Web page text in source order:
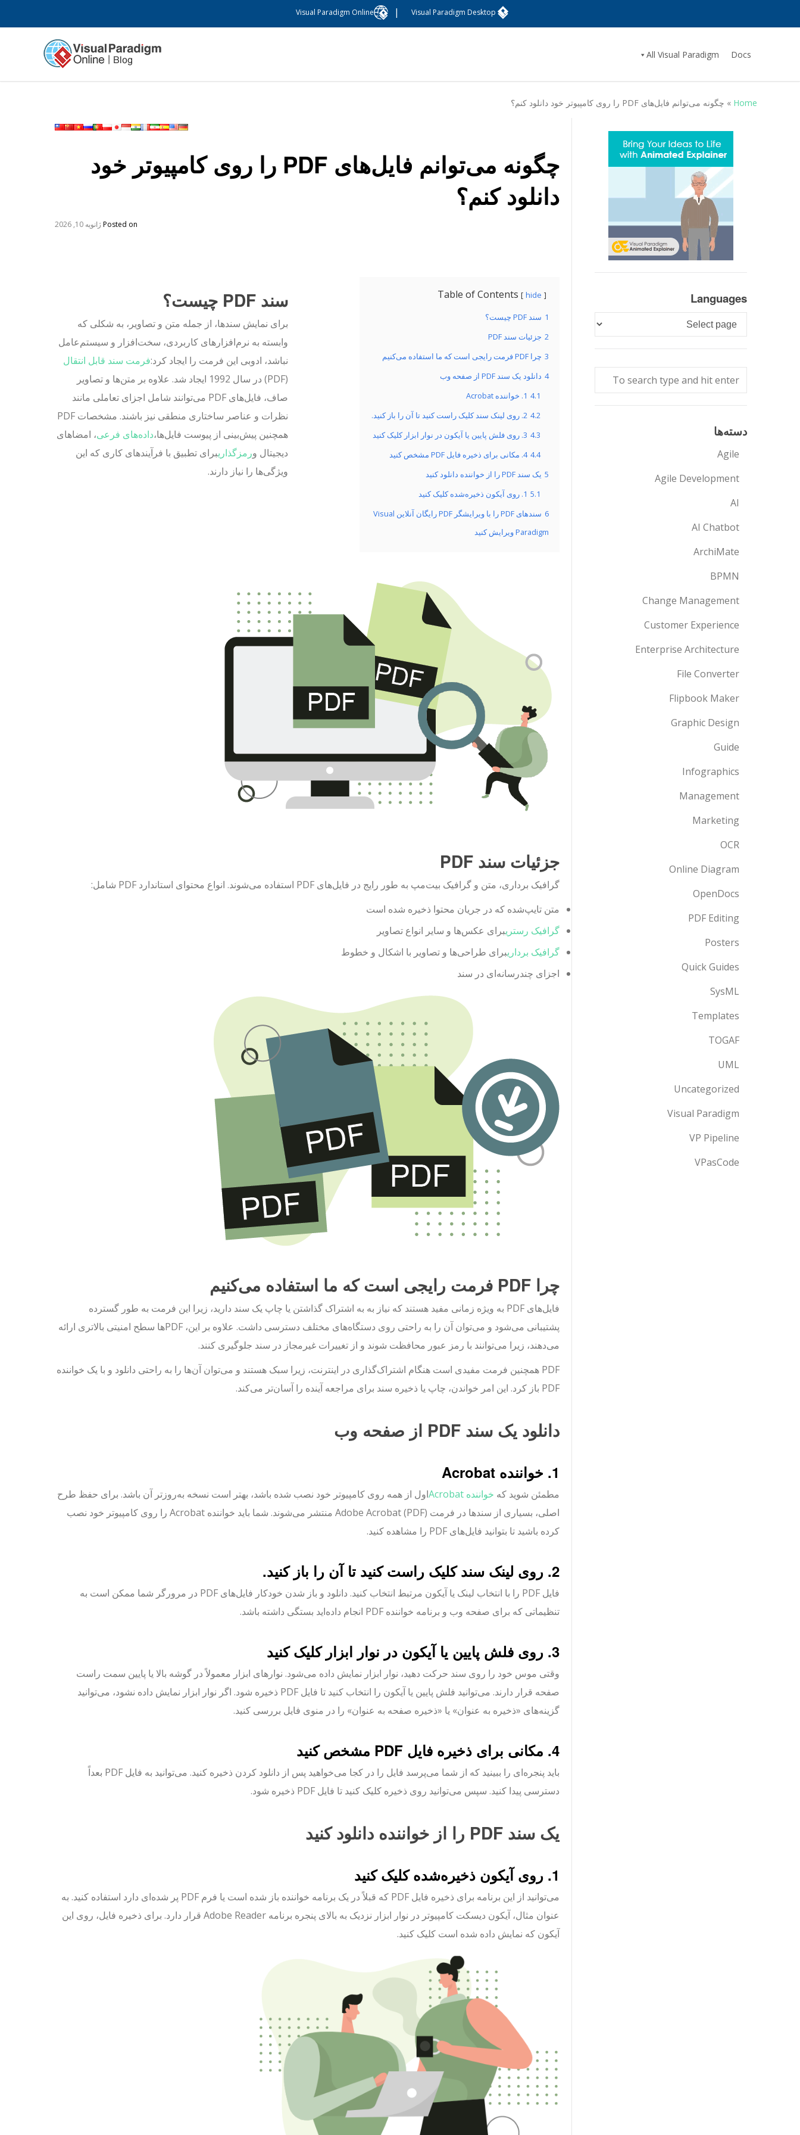
Visual Paradigm Desktop
|
Visual Paradigm Online
Docs
All Visual Paradigm
Home
» چگونه می‌توانم فایل‌های PDF را روی کامپیوتر خود دانلود کنم؟
چگونه می‌توانم فایل‌های PDF را روی کامپیوتر خود
دانلود کنم؟
Posted onژانویه 10, 2026
Table of Contents hide
1 سند PDF چیست؟
2 جزئیات سند PDF
3 چرا PDF فرمت رایجی است که ما استفاده می‌کنیم
4 دانلود یک سند PDF از صفحه وب
4.1 1. خواننده Acrobat
4.2 2. روی لینک سند کلیک راست کنید تا آن را باز کنید.
4.3 3. روی فلش پایین یا آیکون در نوار ابزار کلیک کنید
4.4 4. مکانی برای ذخیره فایل PDF مشخص کنید
5 یک سند PDF را از خواننده دانلود کنید
5.1 1. روی آیکون ذخیره‌شده کلیک کنید
6
سند‌های PDF را با ویرایشگر PDF رایگان آنلاین Visual
Paradigm ویرایش کنید
سند PDF چیست؟
برای نمایش سند‌ها، از جمله متن و تصاویر، به شکلی که
وابسته به نرم‌افزارهای کاربردی، سخت‌افزار و سیستم‌عامل
نباشد، ادوبی این فرمت را ایجاد کرد:فرمت سند قابل انتقال
(PDF) در سال 1992 ایجاد شد. علاوه بر متن‌ها و تصاویر
صاف، فایل‌های PDF می‌توانند شامل اجزای تعاملی مانند
نظرات و عناصر ساختاری منطقی نیز باشند. مشخصات PDF
همچنین پیش‌بینی از پیوست فایل‌ها،داده‌های فرعی، امضاهای
دیجیتال ورمزگذاریبرای تطبیق با فرآیندهای کاری که این
ویژگی‌ها را نیاز دارند.
جزئیات سند PDF
گرافیک برداری، متن و گرافیک بیت‌مپ به طور رایج در فایل‌های PDF استفاده می‌شوند. انواع محتوای استاندارد PDF شامل:
متن تایپ‌شده که در جریان محتوا ذخیره شده است
گرافیک رستریبرای عکس‌ها و سایر انواع تصاویر
گرافیک برداریبرای طراحی‌ها و تصاویر با اشکال و خطوط
اجزای چندرسانه‌ای در سند
چرا PDF فرمت رایجی است که ما استفاده می‌کنیم
فایل‌های PDF به ویژه زمانی مفید هستند که نیاز به به اشتراک گذاشتن یا چاپ یک سند دارید، زیرا این فرمت به طور گسترده
پشتیبانی می‌شود و می‌توان آن را به راحتی روی دستگاه‌های مختلف دسترسی داشت. علاوه بر این، PDFها سطح امنیتی بالاتری ارائه
می‌دهند، زیرا می‌توانند با رمز عبور محافظت شوند و از تغییرات غیرمجاز در سند جلوگیری کنند.
PDF همچنین فرمت مفیدی است هنگام اشتراک‌گذاری در اینترنت، زیرا سبک هستند و می‌توان آن‌ها را به راحتی دانلود و با یک خواننده
PDF باز کرد. این امر خواندن، چاپ یا ذخیره سند برای مراجعه آینده را آسان‌تر می‌کند.
دانلود یک سند PDF از صفحه وب
1. خواننده Acrobat
مطمئن شوید که خواننده Acrobat
اول از همه روی کامپیوتر خود نصب شده باشد، بهتر است نسخه به‌روزتر آن باشد. برای حفظ طرح
اصلی، بسیاری از سند‌ها در فرمت Adobe Acrobat (PDF) منتشر می‌شوند. شما باید خواننده Acrobat را روی کامپیوتر خود نصب
کرده باشید تا بتوانید فایل‌های PDF را مشاهده کنید.
2. روی لینک سند کلیک راست کنید تا آن را باز کنید.
فایل PDF را با انتخاب لینک یا آیکون مرتبط انتخاب کنید. دانلود و باز شدن خودکار فایل‌های PDF در مرورگر شما ممکن است به
تنظیماتی که برای صفحه وب و برنامه خواننده PDF انجام داده‌اید بستگی داشته باشد.
3. روی فلش پایین یا آیکون در نوار ابزار کلیک کنید
وقتی موس خود را روی سند حرکت دهید، نوار ابزار نمایش داده می‌شود. نوارهای ابزار معمولاً در گوشه بالا یا پایین سمت راست
صفحه قرار دارند. می‌توانید فلش پایین یا آیکون را انتخاب کنید تا فایل PDF ذخیره شود. اگر نوار ابزار نمایش داده نشود، می‌توانید
گزینه‌های «ذخیره به عنوان» یا «ذخیره صفحه به عنوان» را در منوی فایل بررسی کنید.
4. مکانی برای ذخیره فایل PDF مشخص کنید
باید پنجره‌ای را ببینید که از شما می‌پرسد فایل را در کجا می‌خواهید پس از دانلود کردن ذخیره کنید. می‌توانید به فایل PDF بعداً
دسترسی پیدا کنید. سپس می‌توانید روی ذخیره کلیک کنید تا فایل PDF ذخیره شود.
یک سند PDF را از خواننده دانلود کنید
1. روی آیکون ذخیره‌شده کلیک کنید
می‌توانید از این برنامه برای ذخیره فایل PDF که قبلاً در یک برنامه خواننده باز شده است یا فرم PDF پر شده‌ای دارد استفاده کنید. به
عنوان مثال، آیکون دیسکت کامپیوتر در نوار ابزار نزدیک به بالای پنجره برنامه Adobe Reader قرار دارد. برای ذخیره فایل، روی این
آیکون که نمایش داده شده است کلیک کنید.
Languages
Languages
دسته‌ها
Agile
Agile Development
AI
AI Chatbot
ArchiMate
BPMN
Change Management
Customer Experience
Enterprise Architecture
File Converter
Flipbook Maker
Graphic Design
Guide
Infographics
Management
Marketing
OCR
Online Diagram
OpenDocs
PDF Editing
Posters
Quick Guides
SysML
Templates
TOGAF
UML
Uncategorized
Visual Paradigm
VP Pipeline
VPasCode